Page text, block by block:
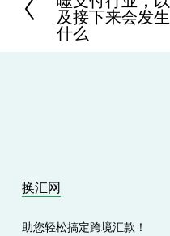
e
v
及接下来会发生
什么
换汇网
助您轻松搞定跨境汇款！